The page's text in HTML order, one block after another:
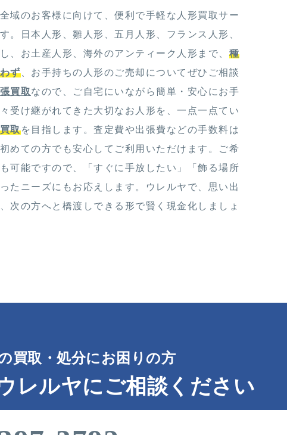
域のお客様に向けて、便利で手軽な人形買取サー
。日本人形、雛人形、五月人形、フランス人形、
、お土産人形、海外のアンティーク人形まで、 種
ず、お手持ちの人形のご売却についてぜひご相談
買取なので、ご自宅にいながら簡単・安心にお手
受け継がれてきた大切なお人形を、一点一点てい
取を目指します。査定費や出張費などの手数料は
めての方でも安心してご利用いただけます。ご希
可能ですので、「すぐに手放したい」「飾る場所
たニーズにもお応えします。ウレルヤで、思い出
次の方へと橋渡しできる形で賢く現金化しましょ
買取・処分にお困りの方
レルヤにご相談ください